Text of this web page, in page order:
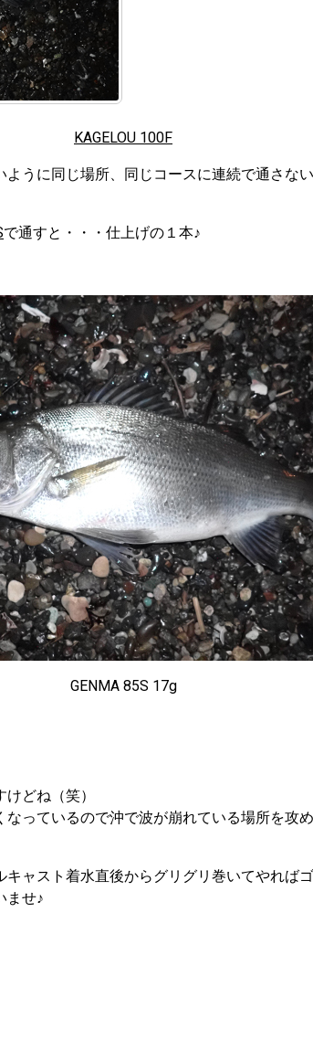
KAGELOU 100F
うに同じ場所、同じコースに連続で通さな
で通すと・・・仕上げの１本♪
GENMA 85S 17g
どね（笑）
っているので沖で波が崩れている場所を攻
ャスト着水直後からグリグリ巻いてやれば
ませ♪